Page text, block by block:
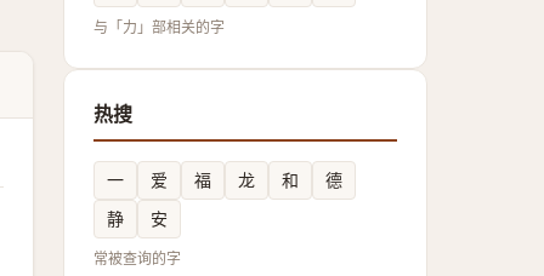
与「力」部相关的字
热搜
一 爱 福 龙 和
德
静
安
常被查询的字